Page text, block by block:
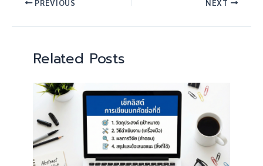
PREVIOUS NEXT
Related Posts